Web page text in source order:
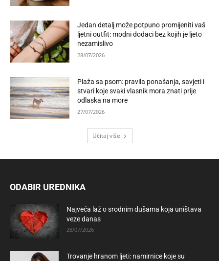
Jedan detalj može potpuno promijeniti vaš
ljetni outfit: modni dodaci bez kojih je ljeto
nezamislivo
28/07/2026
Plaža sa psom: pravila ponašanja, savjeti i
stvari koje svaki vlasnik mora znati prije
odlaska na more
27/07/2026
Učitaj više
ODABIR UREDNIKA
Najveća laž o srodnim dušama koja uništava
veze danas
28/07/2026
Trovanje hranom ljeti: namirnice koje su